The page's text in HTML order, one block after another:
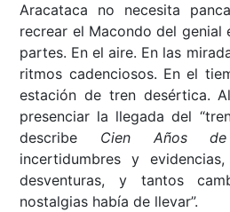
Aracataca no necesita
recrear el Macondo del genial
partes. En el aire. En las
ritmos cadenciosos. En el
estación de tren desértica.
presenciar la llegada del
describe Cien Años de
incertidumbres y
desventuras, y tantos
nostalgias había de llevar”.